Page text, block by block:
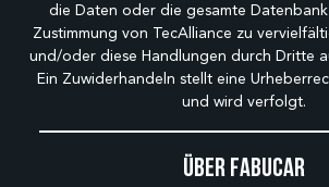
Über Fabucar
die Daten oder die gesamte
Zustimmung von TecAlliance zu
und/oder diese Handlungen durch Dritte
Ein Zuwiderhandeln stellt eine
und wird verfolgt.